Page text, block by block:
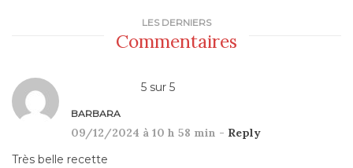
LES DERNIERS
Commentaires
5 sur 5
BARBARA
09/12/2024 à 10 h 58 min - Reply
Très belle recette